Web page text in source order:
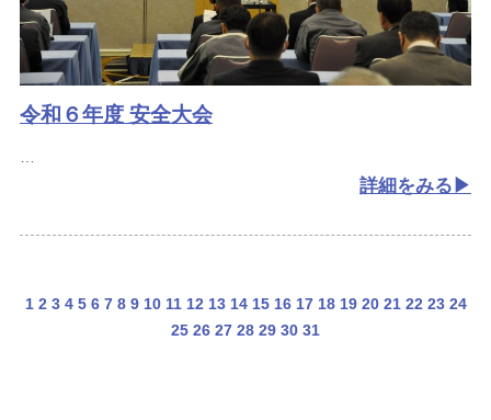
令和６年度 安全大会
詳細をみる
1 2 3 4 5 6 7 8 9 10 11 12 13 14 15 16 17 18 19 20 21 22 23 24
25 26 27 28 29 30 31